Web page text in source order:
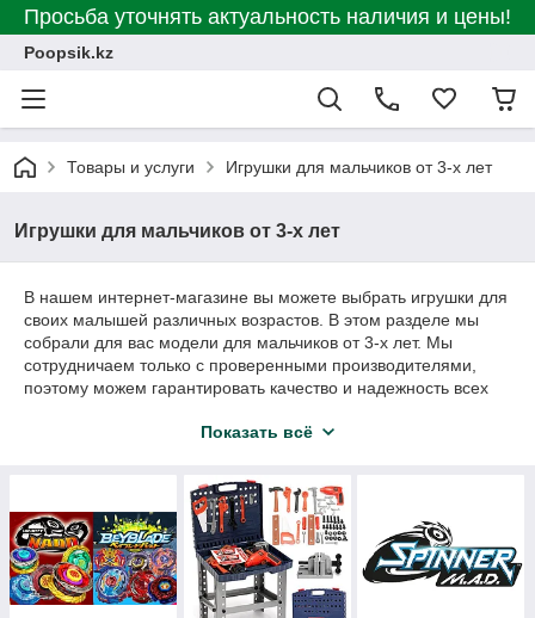
Просьба уточнять актуальность наличия и цены!
Poopsik.kz
Товары и услуги Игрушки для мальчиков от 3-х лет
Игрушки для мальчиков от 3-х лет
В нашем интернет-магазине вы можете выбрать игрушки для
своих малышей различных возрастов. В этом разделе мы
собрали для вас модели для мальчиков от 3-х лет. Мы
сотрудничаем только с проверенными производителями,
поэтому можем гарантировать качество и надежность всех
Доставляем заказы в любой город Казахстана и страны
Показать всё